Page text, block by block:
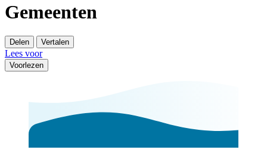
Gemeenten
Delen Vertalen
Lees voor
Voorlezen